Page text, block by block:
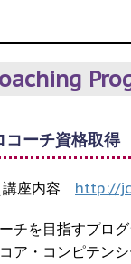
コーチ資格取得
座内容 http://
チを目指すプロ
ア・コンピテン